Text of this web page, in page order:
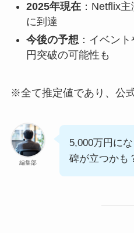
2025年現在：Netflix主
に到達
今後の予想 ：イベン
円突破の可能性も
※全て推定値であり、公
編集部
5,000万円に
碑が立つかも